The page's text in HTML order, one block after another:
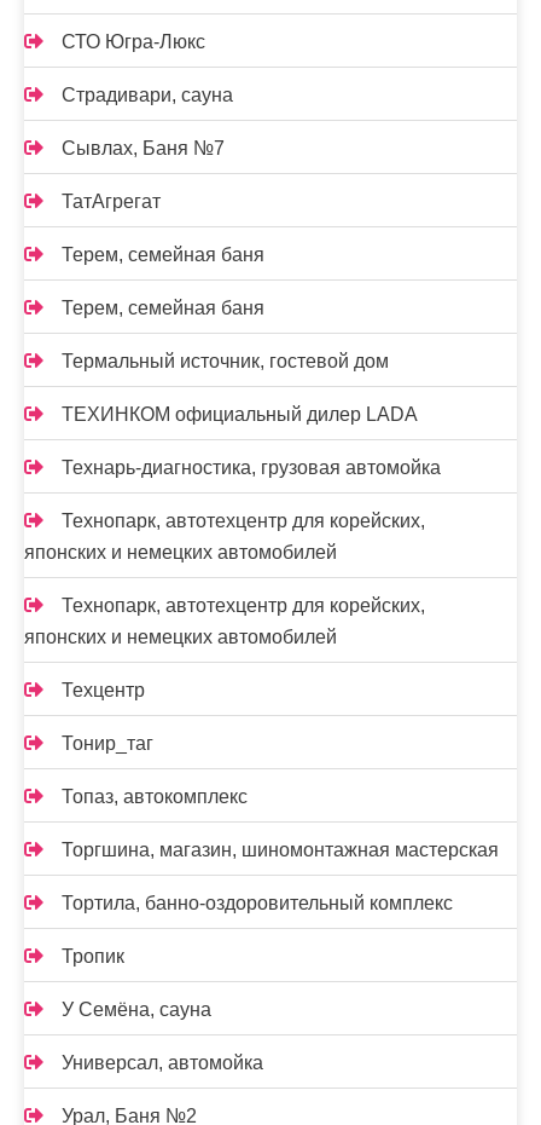
СТО Югра-Люкс
Страдивари, сауна
Сывлах, Баня №7
ТатАгрегат
Терем, семейная баня
Терем, семейная баня
Термальный источник, гостевой дом
ТЕХИНКОМ официальный дилер LADA
Технарь-диагностика, грузовая автомойка
Технопарк, автотехцентр для корейских,
японских и немецких автомобилей
Технопарк, автотехцентр для корейских,
японских и немецких автомобилей
Техцентр
Тонир_таг
Топаз, автокомплекс
Торгшина, магазин, шиномонтажная мастерская
Тортила, банно-оздоровительный комплекс
Тропик
У Семёна, сауна
Универсал, автомойка
Урал, Баня №2